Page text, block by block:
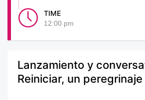
TIME
12:00 pm
Lanzamiento y
Reiniciar, un